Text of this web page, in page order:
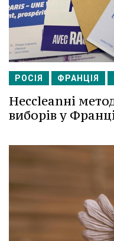
РОСІЯ ФРАНЦІЯ
Несcleanні
виборів у